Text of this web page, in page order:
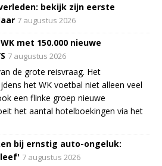
bekijk zijn eerste
7 augustus 2026
met 150.000 nieuwe
7 augustus 2026
de grote reisvraag. Het
het WK voetbal niet alleen veel
een flinke groep nieuwe
het aantal hotelboekingen via het
bij ernstig auto-ongeluk:
7 augustus 2026